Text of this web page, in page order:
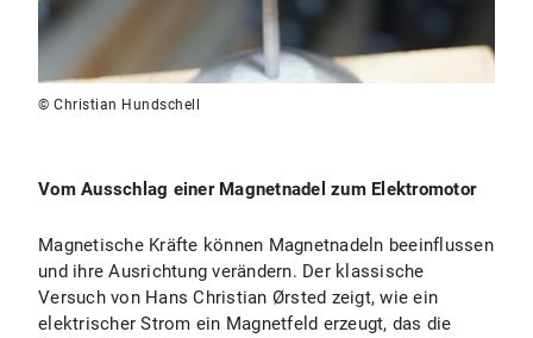
© Christian Hundschell
Vom Ausschlag einer Magnetnadel zum Elektromotor
Magnetische Kräfte können Magnetnadeln beeinflussen
und ihre Ausrichtung verändern. Der klassische
Versuch von Hans Christian Ørsted zeigt, wie ein
elektrischer Strom ein Magnetfeld erzeugt, das die